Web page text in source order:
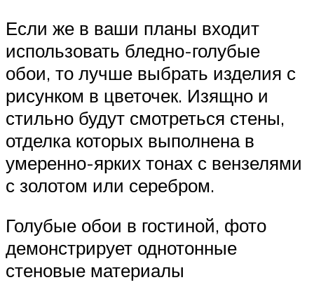
Если же в ваши планы входит
использовать бледно-голубые
обои, то лучше выбрать изделия с
рисунком в цветочек. Изящно и
стильно будут смотреться стены,
отделка которых выполнена в
умеренно-ярких тонах с вензелями
с золотом или серебром.
Голубые обои в гостиной, фото
демонстрирует однотонные
стеновые материалы